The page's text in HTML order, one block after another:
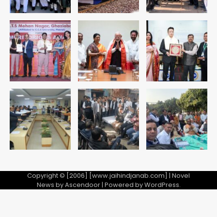
3
4
सुदर्शन शक्ति-वी अभ्यास में मॉक आॅपरेशन
Team JHJ
5
एयरपोर्ट का फर्जी कर्मचारी बनकर 3 लाख
उड़ाए, अब पहुंचा सलाखों के पीछे
Team JHJ
Copyright © [2006] [www.jaihindjanab.com] | Novel
News byAscendoor| Powered byWordPress.